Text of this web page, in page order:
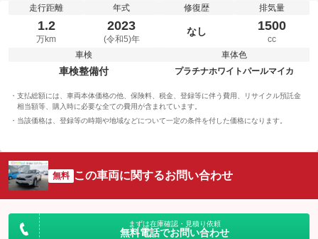
走行距離
1.2
万km
年式
2023
(令和5)年
修復歴
なし
排気量
1500
cc
車検
車検整備付
車体色
プラチナホワイトパールマイカ
支払総額には、車両本体価格の他、保険料、税金、登録等に伴う費用、リサイクル預託金
相当額等、購入時に必要な全ての費用が含まれています。
当該価格は、登録等の時期や地域などについて一定の条件を付した価格になります。
無料 この車両に関するお問い合わせ
まずは在庫確認・見積り依頼
無料電話でお問い合わせ